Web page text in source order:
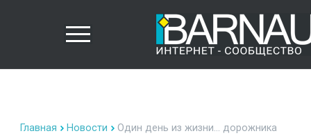
Главная Новости Один день из жизни... дорожника